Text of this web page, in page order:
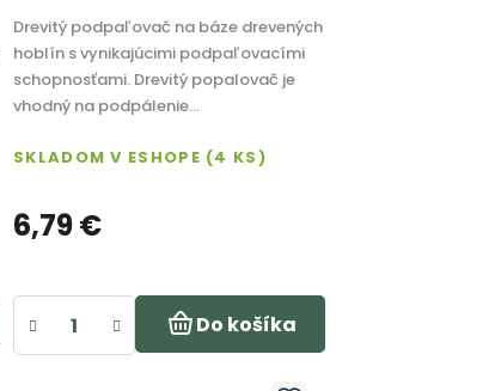
Drevitý podpaľovač na báze drevených
hoblín s vynikajúcimi podpaľovacími
schopnosťami. Drevitý popalovač je
vhodný na podpálenie...
SKLADOM V ESHOPE (4 KS)
6,79 €
Do košíka